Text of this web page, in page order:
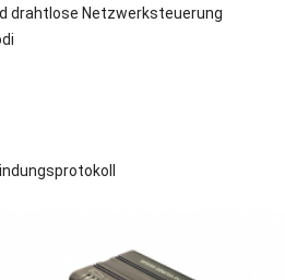
drahtlose Netzwerksteuerung